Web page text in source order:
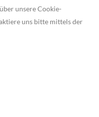
unsere Cookie-
uns bitte mittels der